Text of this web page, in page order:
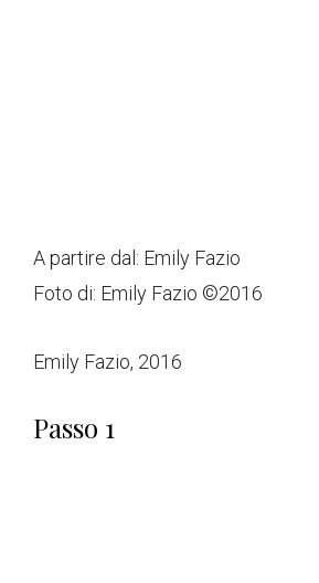
A partire dal: Emily Fazio
Foto di: Emily Fazio ©2016
Emily Fazio, 2016
Passo 1